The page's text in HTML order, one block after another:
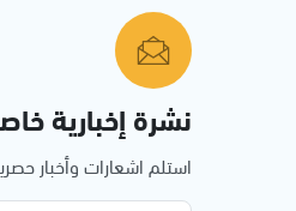
نشرة إخبارية
استلم اشعارات وأخبار